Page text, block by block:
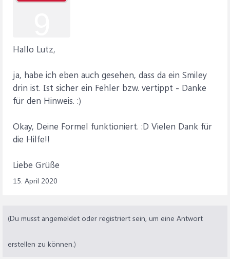
Hallo Lutz,
ja, habe ich eben auch gesehen, dass da ein Smiley
drin ist. Ist sicher ein Fehler bzw. vertippt - Danke
für den Hinweis. :)
Okay, Deine Formel funktioniert. :D Vielen Dank für
die Hilfe!!
Liebe Grüße
15. April 2020
(Du musst angemeldet oder registriert sein, um eine Antwort
erstellen zu können.)